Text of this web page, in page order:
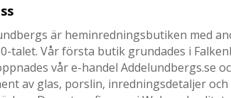
är heminredningsbutiken med
talet. Vår första butik grundades i
vår e-handel Addelundbergs.se
av glas, porslin, inredningsdetaljer